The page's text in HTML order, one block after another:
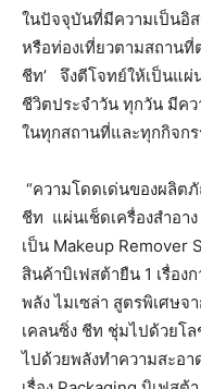
ในปัจจุบันที่มีความเป็นอิ
หรือท่องเที่ยวตามสถาน
ชีท’ จึงตีโจทย์ให้เป็นแผ่
ชีวิตประจำวัน ทุกวัน มีค
ในทุกสถานที่และทุกกิจกร
“ความโดดเด่นของผลิต
ชีท แผ่นเช็ดเครื่องสำอ
เป็น Makeup Remover
สินค้าบิเฟสต้ายืน 1 เรื่อ
พลัง ไมเซล่า สูตรพิเศษจ
เคลนซิ่ง ชีท ชุ่มไปด้วยโล
ไปด้วยพลังทำความสะอ